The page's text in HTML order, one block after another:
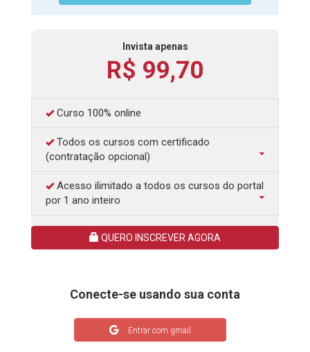
funcionamento do cérebro e seus processos, as
estruturas cerebrais e os neurotransmissores, como
explorar os cinco sentidos na escola, as habilidades
Invista apenas
R$ 99,70
Curso 100% online
Todos os cursos com certificado
(contratação opcional)
Acesso ilimitado a todos os cursos do portal
por 1 ano inteiro
QUERO INSCREVER AGORA
Conecte-se usando sua conta
Entrar com gmail